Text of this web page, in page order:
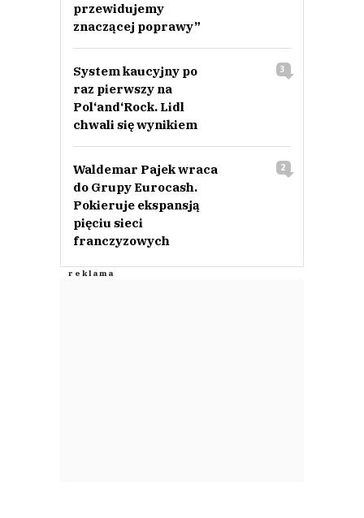
przewidujemy
znaczącej poprawy”
System kaucyjny po
raz pierwszy na
Pol‘and‘Rock. Lidl
chwali się wynikiem
3
Waldemar Pajek wraca
do Grupy Eurocash.
Pokieruje ekspansją
pięciu sieci
franczyzowych
2